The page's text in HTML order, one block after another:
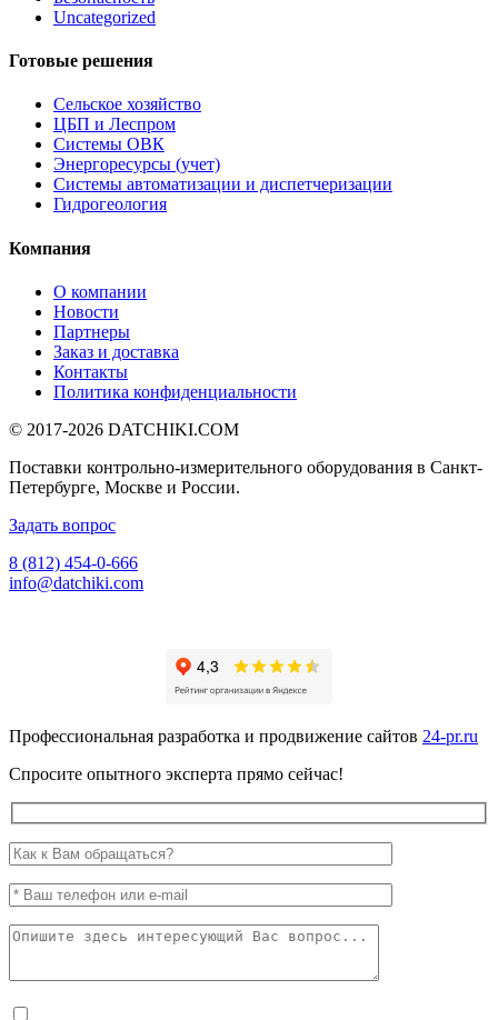
Uncategorized
Готовые решения
Сельское хозяйство
ЦБП и Леспром
Системы ОВК
Энергоресурсы (учет)
Системы автоматизации и диспетчеризации
Гидрогеология
Компания
О компании
Новости
Партнеры
Заказ и доставка
Контакты
Политика конфиденциальности
© 2017-2026 DATCHIKI.COM
Поставки контрольно-измерительного оборудования в Санкт-
Петербурге, Москве и России.
Задать вопрос
8 (812) 454-0-666
info@datchiki.com
Профессиональная разработка и продвижение сайтов 24-pr.ru
Спросите опытного эксперта прямо сейчас!